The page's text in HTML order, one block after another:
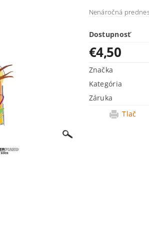
Nenáročná
Dostupnosť
€4,50
Značka
Kategória
Záruka
Tlač